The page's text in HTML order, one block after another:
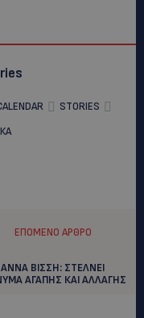
STORIES
ΕΠΌΜΕΝΟ ΆΡΘΡΟ
ANNA BIΣΣΗ: ΣΤΕΛΝΕΙ
ΑΓΑΠΗΣ ΚΑΙ ΑΛΛΑΓΗΣ